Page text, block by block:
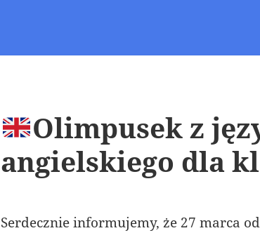
Olimpusek z
angielskiego dla
Serdecznie informujemy, że 27 marca